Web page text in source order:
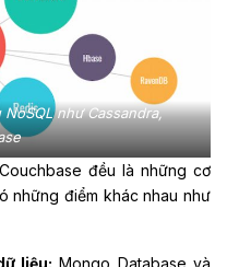
như Cassandra,
đều là những cơ
những điểm khác nhau như
liệu: Mongo Database và